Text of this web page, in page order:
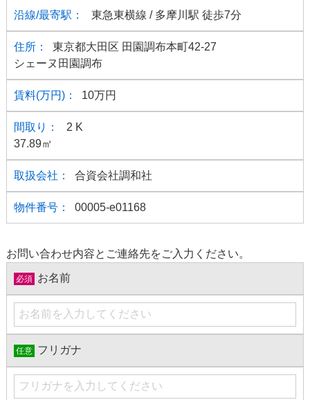
東急東横線 / 多摩川駅 徒歩7分
東京都大田区 田園調布本町42-27
シェーヌ田園調布
10万円
2 K
37.89㎡
合資会社調和社
00005-e01168
お問い合わせ内容とご連絡先をご入力ください。
必須 お名前
任意 フリガナ